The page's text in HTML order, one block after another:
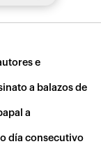
e
a balazos de
a
día consecutivo